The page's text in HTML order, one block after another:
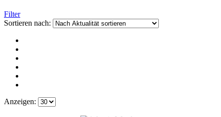
Filter
Sortieren nach:
Anzeigen: